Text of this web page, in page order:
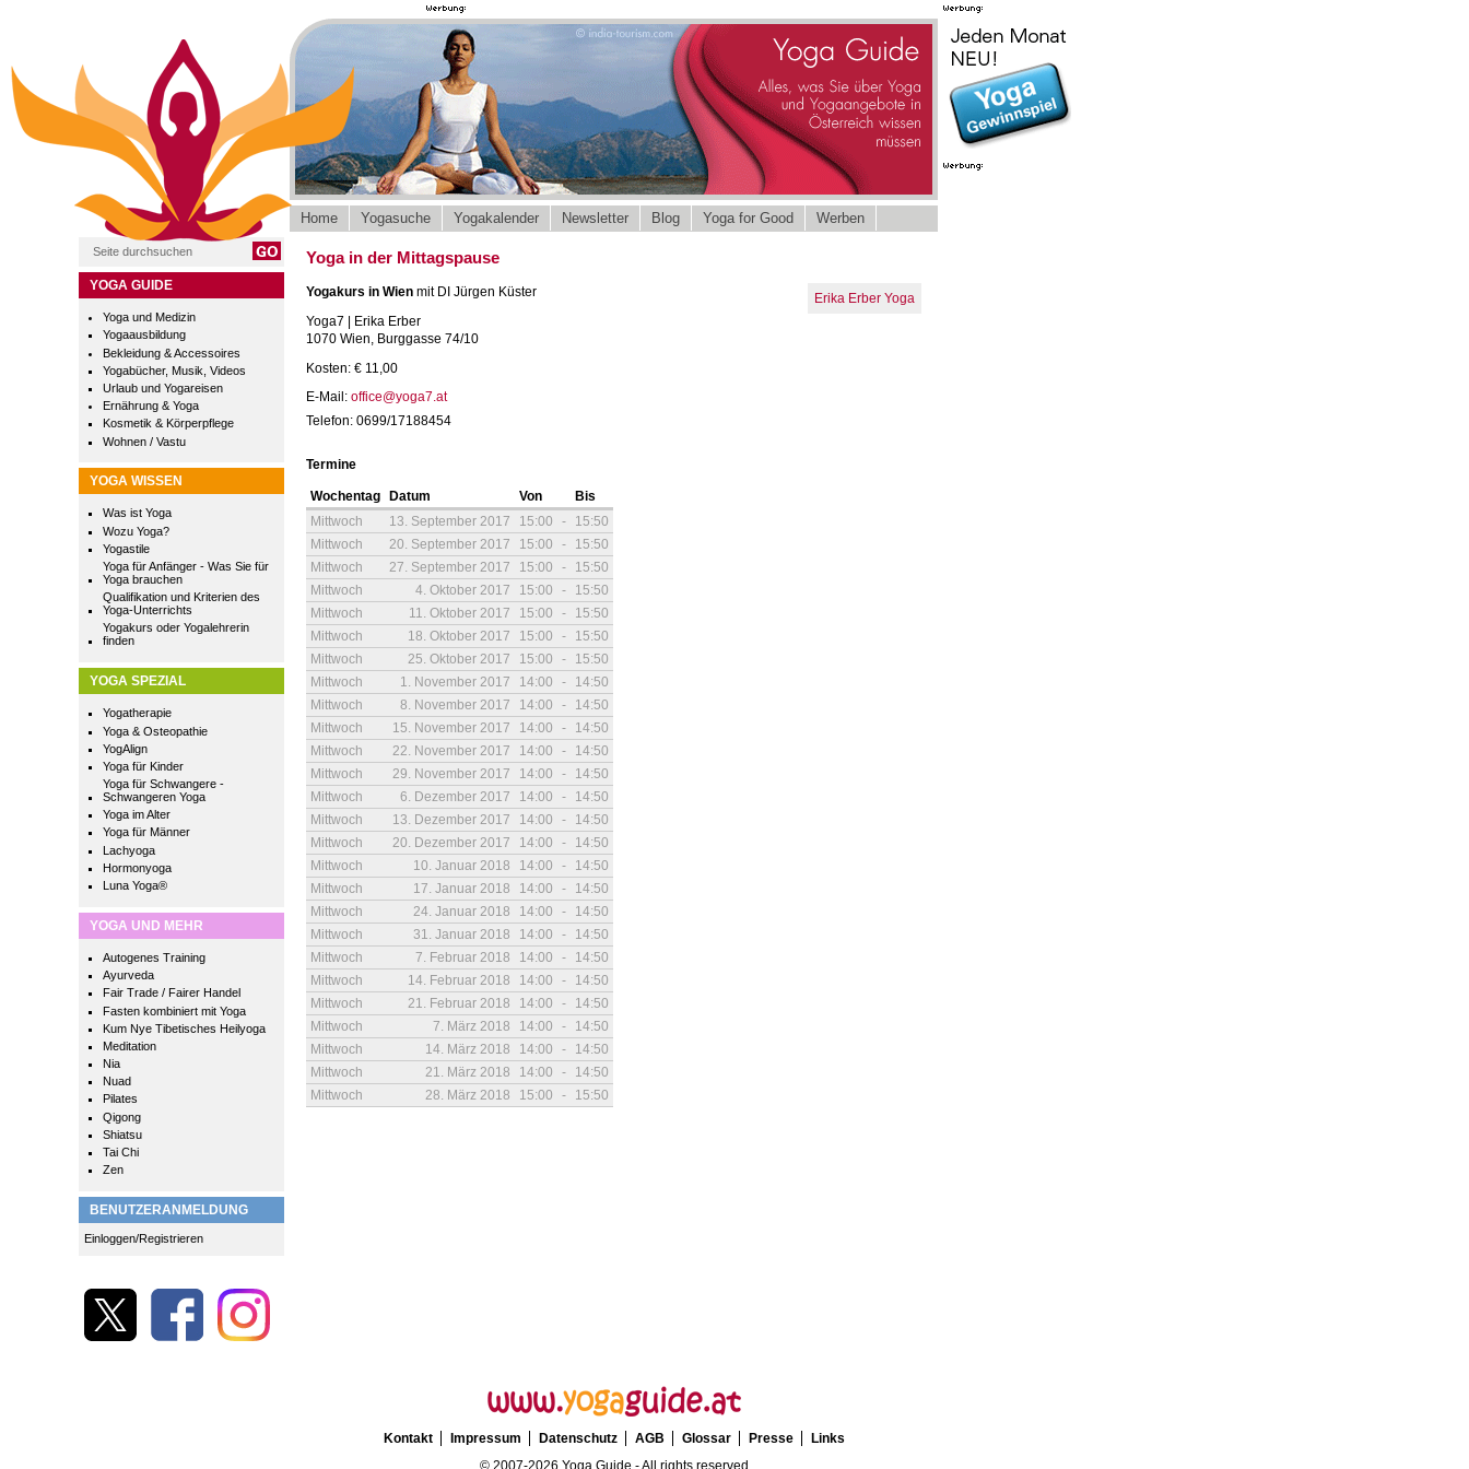
YOGA GUIDE
Yoga und Medizin
Yogaausbildung
Bekleidung & Accessoires
Yogabücher, Musik, Videos
Urlaub und Yogareisen
Ernährung & Yoga
Kosmetik & Körperpflege
Wohnen / Vastu
YOGA WISSEN
Was ist Yoga
Wozu Yoga?
Yogastile
Yoga für Anfänger - Was Sie für
Yoga brauchen
Qualifikation und Kriterien des
Yoga-Unterrichts
Yogakurs oder Yogalehrerin
finden
YOGA SPEZIAL
Yogatherapie
Yoga & Osteopathie
YogAlign
Yoga für Kinder
Yoga für Schwangere -
Schwangeren Yoga
Yoga im Alter
Yoga für Männer
Lachyoga
Hormonyoga
Luna Yoga®
YOGA UND MEHR
Autogenes Training
Ayurveda
Fair Trade / Fairer Handel
Fasten kombiniert mit Yoga
Kum Nye Tibetisches Heilyoga
Meditation
Nia
Nuad
Pilates
Qigong
Shiatsu
Tai Chi
Zen
BENUTZERANMELDUNG
Einloggen/Registrieren
Home Yogasuche Yogakalender Newsletter Blog Yoga for Good Werben
Yoga in der Mittagspause
Erika Erber Yoga
Yogakurs in Wien mit DI Jürgen Küster
Yoga7 | Erika Erber
1070 Wien, Burggasse 74/10
Kosten: € 11,00
E-Mail: office@yoga7.at
Telefon: 0699/17188454
Termine
Wochentag Datum Von
Bis
Mittwoch
13. September 2017 15:00 -
15:50
Mittwoch
20. September 2017 15:00 -
15:50
Mittwoch
27. September 2017 15:00 -
15:50
Mittwoch
4. Oktober 2017 15:00 -
15:50
Mittwoch
11. Oktober 2017 15:00 -
15:50
Mittwoch
18. Oktober 2017 15:00 -
15:50
Mittwoch
25. Oktober 2017 15:00 -
15:50
Mittwoch
1. November 2017 14:00 -
14:50
Mittwoch
8. November 2017 14:00 -
14:50
Mittwoch
15. November 2017 14:00 -
14:50
Mittwoch
22. November 2017 14:00 -
14:50
Mittwoch
29. November 2017 14:00 -
14:50
Mittwoch
6. Dezember 2017 14:00 -
14:50
Mittwoch
13. Dezember 2017 14:00 -
14:50
Mittwoch
20. Dezember 2017 14:00 -
14:50
Mittwoch
10. Januar 2018 14:00 -
14:50
Mittwoch
17. Januar 2018 14:00 -
14:50
Mittwoch
24. Januar 2018 14:00 -
14:50
Mittwoch
31. Januar 2018 14:00 -
14:50
Mittwoch
7. Februar 2018 14:00 -
14:50
Mittwoch
14. Februar 2018 14:00 -
14:50
Mittwoch
21. Februar 2018 14:00 -
14:50
Mittwoch
7. März 2018 14:00 -
14:50
Mittwoch
14. März 2018 14:00 -
14:50
Mittwoch
21. März 2018 14:00 -
14:50
Mittwoch
28. März 2018 15:00 - 15:50
Kontakt Impressum Datenschutz AGB Glossar Presse
Links
© 2007-2026 Yoga Guide - All rights reserved